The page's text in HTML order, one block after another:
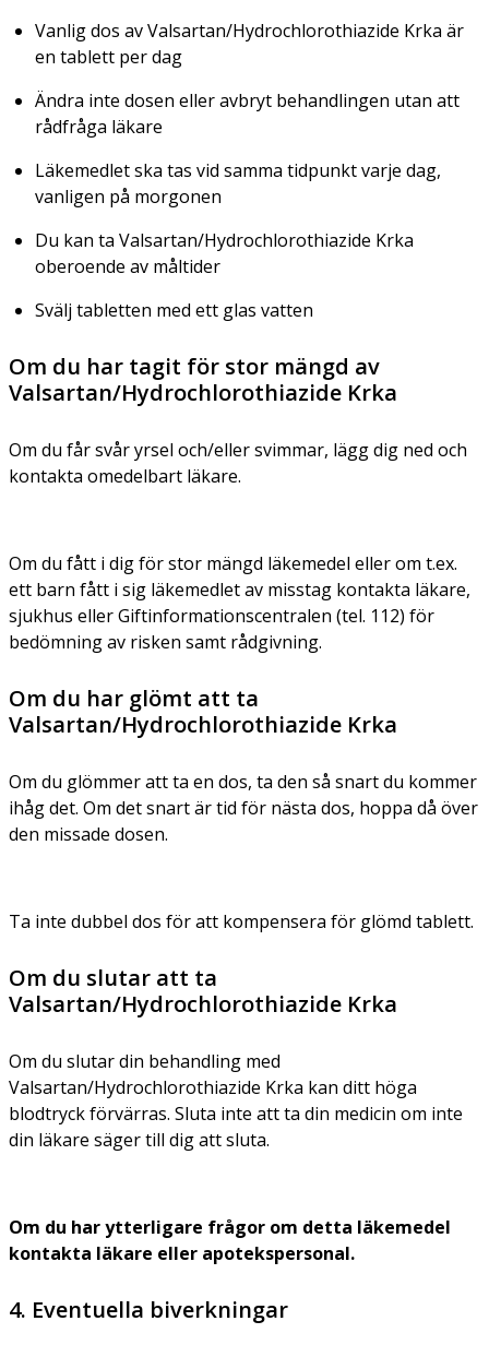
Vanlig dos av Valsartan/Hydrochlorothiazide Krka är
en tablett per dag
Ändra inte dosen eller avbryt behandlingen utan att
rådfråga läkare
Läkemedlet ska tas vid samma tidpunkt varje dag,
vanligen på morgonen
Du kan ta Valsartan/Hydrochlorothiazide Krka
oberoende av måltider
Svälj tabletten med ett glas vatten
Om du har tagit för stor mängd av
Valsartan/Hydrochlorothiazide Krka
Om du får svår yrsel och/eller svimmar, lägg dig ned och
kontakta omedelbart läkare.
Om du fått i dig för stor mängd läkemedel eller om t.ex.
ett barn fått i sig läkemedlet av misstag kontakta läkare,
sjukhus eller Giftinformationscentralen (tel. 112) för
bedömning av risken samt rådgivning.
Om du har glömt att ta
Valsartan/Hydrochlorothiazide Krka
Om du glömmer att ta en dos, ta den så snart du kommer
ihåg det. Om det snart är tid för nästa dos, hoppa då över
den missade dosen.
Ta inte dubbel dos för att kompensera för glömd tablett.
Om du slutar att ta
Valsartan/Hydrochlorothiazide Krka
Om du slutar din behandling med
Valsartan/Hydrochlorothiazide Krka kan ditt höga
blodtryck förvärras. Sluta inte att ta din medicin om inte
din läkare säger till dig att sluta.
Om du har ytterligare frågor om detta läkemedel
kontakta läkare eller apotekspersonal.
4. Eventuella biverkningar